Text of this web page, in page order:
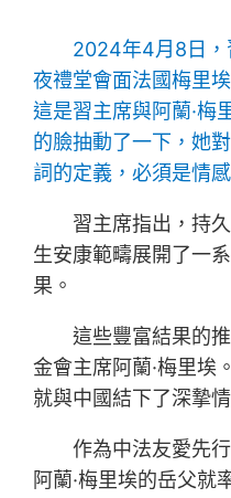
2024年4月8日，
夜禮堂會面法國梅里
這是習主席與阿蘭·梅
的臉抽動了一下，她
詞的定義，必須是情
習主席指出，持
生安康範疇展開了一
果。
這些豐富結果的
金會主席阿蘭·梅里埃
就與中國結下了深摯情
作為中法友愛先
阿蘭·梅里埃的岳父就